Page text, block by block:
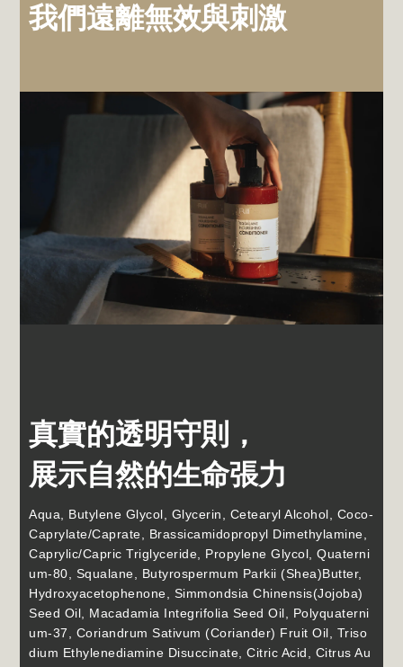
我們遠離無效與刺激
真實的透明守則，
展示自然的生命張力
Aqua, Butylene Glycol, Glycerin, Cetearyl Alcohol, Coco-
Caprylate/Caprate, Brassicamidopropyl Dimethylamine,
Caprylic/Capric Triglyceride, Propylene Glycol, Quaterni
um-80, Squalane, Butyrospermum Parkii (Shea)Butter,
Hydroxyacetophenone, Simmondsia Chinensis(Jojoba)
Seed Oil, Macadamia Integrifolia Seed Oil, Polyquaterni
um-37, Coriandrum Sativum (Coriander) Fruit Oil, Triso
dium Ethylenediamine Disuccinate, Citric Acid, Citrus Au